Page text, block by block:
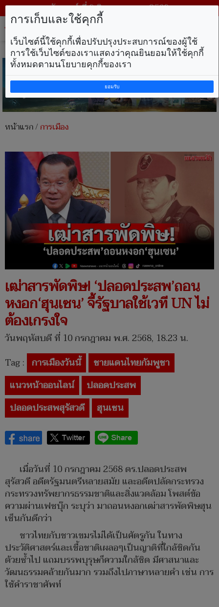
วันเสาร์ ที่ 8 สิงหาคม พ.ศ. 2569
หน้าแรก/การเมือง
เฒ่าสารพัดพิษ! ‘ปลอดประสพ’ถอน
หงอก‘ฮุนเซน’ จี้รัฐบาลใช้เวที UN ไม่
ต้องเกรงใจ
วันพฤหัสบดี ที่ 10 กรกฎาคม พ.ศ. 2568, 18.23 น.
Tag : การเมืองวันนี้
ชายแดนไทยกัมพูชา
แนวหน้าออนไลน์
ปลอดประสพ
ปลอดประสพสุรัสวดี
ฮุนเซน
เมื่อวันที่ 10 กรกฎาคม 2568 ดร.ปลอดประสพ
สุรัสวดี อดีตรัฐมนตรีหลายสมัย และอดีตปลัดกระทรวง
กระทรวงทรัพยากรธรรมชาติและสิ่งแวดล้อม โพสต์ข้อ
ความผ่านเฟซบุ๊ก ระบุว่า มาถอนหงอกเฒ่าสารพัดพิษฮุน
เซ็นกันดีกว่า
ชาวไทยกับชาวเขมรไม่ได้เป็นศัตรูกัน ในทาง
ประวัติศาสตร์และเชื้อชาติเผลอๆเป็นญาติที่ใกล้ชิดกัน
ด้วยซ้ำไป แถมบรรพบุรุษก็ความใกล้ชิด มีศาสนาและ
วัฒนธรรมคล้ายกันมาก รวมถึงไปภาษาหลายคำ เช่น การ
ใช้คำราชาศัพท์
การเก็บและใช้คุกกี้
เว็บไซต์นี้ใช้คุกกี้เพื่อปรับปรุงประสบการณ์ของผู้ใช้
การใช้เว็บไซต์ของเราแสดงว่าคุณยินยอมให้ใช้คุกกี้
ทั้งหมดตามนโยบายคุกกี้ของเรา
ยอมรับ